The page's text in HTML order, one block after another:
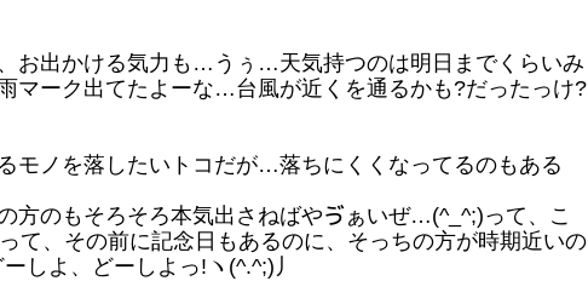
お出かける気力も…うぅ…天気持つのは明日までくらいみ
マーク出てたよーな…台風が近くを通るかも?だったっけ?
モノを落したいトコだが…落ちにくくなってるのもある
方のもそろそろ本気出さねばやゔぁいぜ…(^_^;)って、こ
て、その前に記念日もあるのに、そっちの方が時期近いの
しよ、どーしよっ!ヽ(^.^;)丿